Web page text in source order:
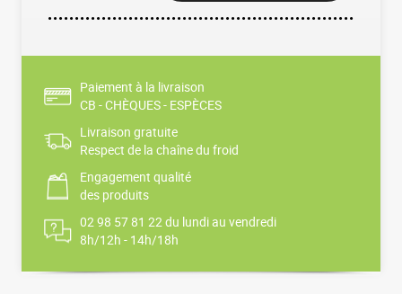
Paiement à la livraison
CB - CHÈQUES - ESPÈCES
Livraison gratuite
Respect de la chaîne du froid
Engagement qualité
des produits
02 98 57 81 22 du lundi au vendredi
8h/12h - 14h/18h